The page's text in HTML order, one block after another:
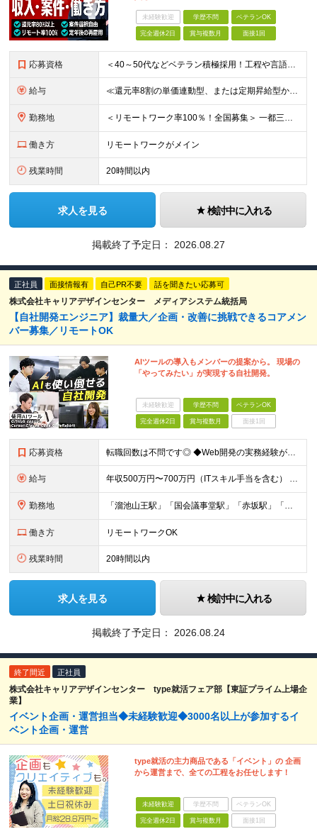
未経験歓迎 学歴不問 ベテランOK
完全週休2日 賞与複数月 面接1回
応募資格 ＜40～50代などベテラン積極採用！工程や言語、経験年数不問＞ □システム開発の実務経験をお持ちの方(工程や言語、経験年数、マネジメント経験などは一切問いません) □学歴不問 □転職回数不問
給与 ≪還元率8割の単価連動型、または定期昇給型から選べます！≫ ■単価連動型 月給40万円以上＋一時金＋各種手当 ★参画する案件の単価に応じて月給額を決定します(還元率8割) ★昇給随時(案件単価が上が
勤務地 ＜リモートワーク率100％！全国募集＞ 一都三県・名古屋・大阪を中心とした、全国の各プロジェクト先へ配属 ★あなたの希望を考慮して決定します ★在宅勤務×出勤のハイブリッドワーク！フルリモートワーク
働き方 リモートワークがメイン
残業時間 20時間以内
求人を見る 検討中に入れる
掲載終了予定日： 2026.08.27
正社員 面接情報有 自己PR不要 話を聞きたい応募可
株式会社キャリアデザインセンター メディアシステム統括局
【自社開発エンジニア】裁量大／企画・改善に挑戦できるコアメン
バー募集／リモートOK
AIツールの導入もメンバーの提案から。 現場の
「やってみたい」が実現する自社開発。
未経験歓迎 学歴不問 ベテランOK
完全週休2日 賞与複数月 面接1回
応募資格 転職回数は不問です◎ ◆Web開発の実務経験が3年以上ある方 ※学歴不問 【以下のような方をお待ちしています】 ・自社プロダクトの開発に興味がある方 ・開発環境の改善やプロセスの効率化に取り組む意
給与 年収500万円〜700万円（ITスキル手当を含む） 月給35万円〜40.5万円＋賞与（年2回）＋ITスキル手当（年間12万円～240万円） ※上記は、ご経験・スキルにより変動します ※所定7時間45
勤務地 「溜池山王駅」「国会議事堂駅」「赤坂駅」「赤坂見附駅」の4駅、5路線使用可能！各駅から徒歩圏内とアクセス抜群です◎ ★入社後、4ヶ月目以降から週2日まではテレワークが可能です 東京都港区赤坂2-5-
働き方 リモートワークOK
残業時間 20時間以内
求人を見る 検討中に入れる
掲載終了予定日： 2026.08.24
終了間近 正社員
株式会社キャリアデザインセンター type就活フェア部【東証プライム上場企
業】
イベント企画・運営担当◆未経験歓迎◆3000名以上が参加するイ
ベント企画・運営
type就活の主力商品である「イベント」の 企画
から運営まで、全ての工程をお任せします！
未経験歓迎 学歴不問 ベテランOK
完全週休2日 賞与複数月 面接1回